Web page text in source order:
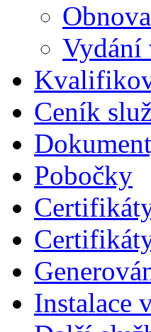
Vydání
Ceník
Pobočky
Instalace